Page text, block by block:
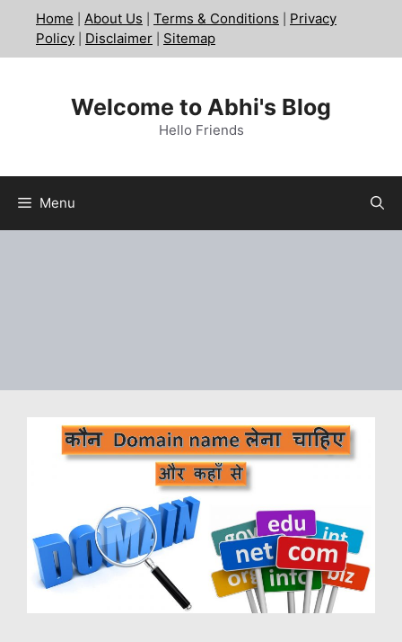
content
Home About Us Terms & Conditions
Privacy
Policy
Disclaimer Sitemap
Welcome to Abhi's Blog
Hello Friends
Menu